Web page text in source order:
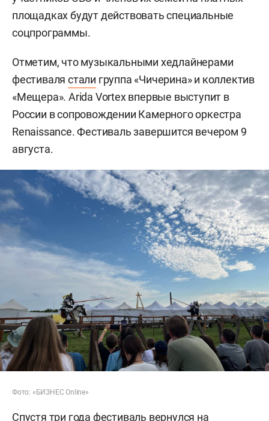
площадках будут действовать специальные
соцпрограммы.
Отметим, что музыкальными хедлайнерами
фестивалястали группа «Чичерина» и коллектив
«Мещера». Arida Vortex впервые выступит в
России в сопровождении Камерного оркестра
Renaissance. Фестиваль завершится вечером 9
августа.
Фото: «БИЗНЕС Online»
Спустя три года фестиваль вернулся на